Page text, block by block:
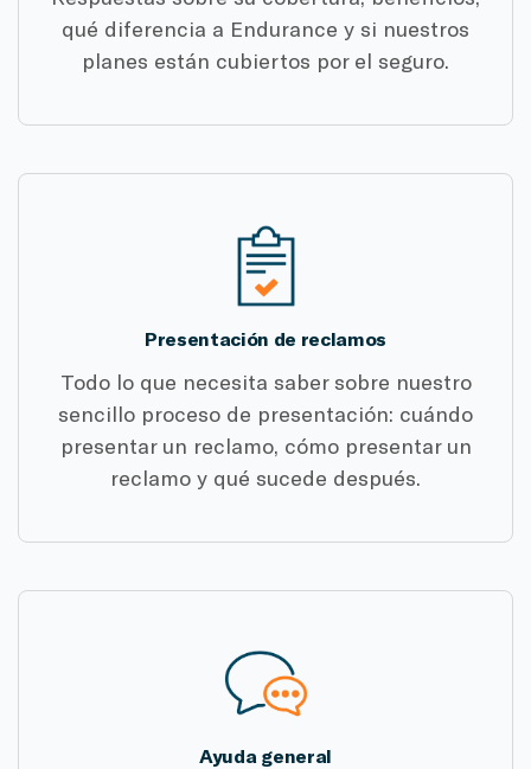
qué diferencia a Endurance y si nuestros
planes están cubiertos por el seguro.
Presentación de reclamos
Todo lo que necesita saber sobre nuestro
sencillo proceso de presentación: cuándo
presentar un reclamo, cómo presentar un
reclamo y qué sucede después.
Ayuda general